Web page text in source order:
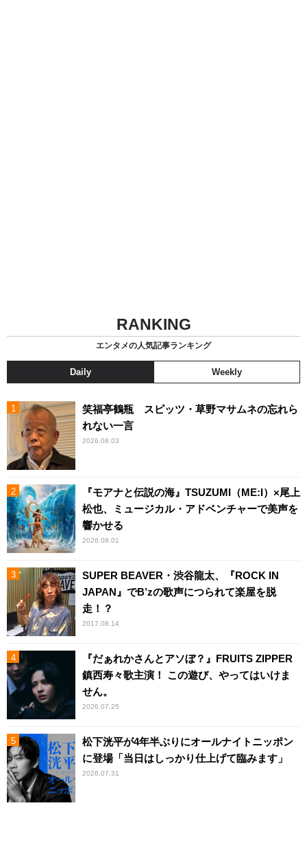
RANKING
エンタメの人気記事ランキング
Daily Weekly
笑福亭鶴瓶 スピッツ・草野マサムネの忘れら
れない一言
2026.08.03
『モアナと伝説の海』TSUZUMI（ME:I）×尾上
松也、ミュージカル・アドベンチャーで美声を
響かせる
2026.08.01
SUPER BEAVER・渋谷龍太、『ROCK IN
JAPAN』でB’zの歌声につられて楽屋を脱
走！？
2017.08.14
『だぁれかさんとアソぼ？』FRUITS ZIPPER
鎮西寿々歌主演！ この遊び、やってはいけま
せん。
2026.07.25
松下洸平が4年半ぶりにオールナイトニッポン
に登場「当日はしっかり仕上げて臨みます」
2026.07.31